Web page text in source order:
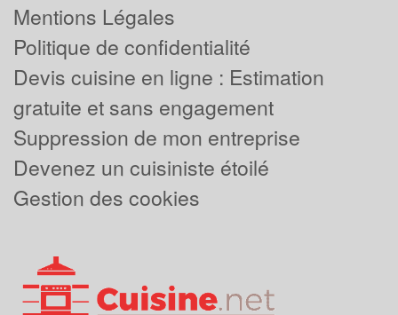
Mentions Légales
Politique de confidentialité
Devis cuisine en ligne : Estimation
gratuite et sans engagement
Suppression de mon entreprise
Devenez un cuisiniste étoilé
Gestion des cookies